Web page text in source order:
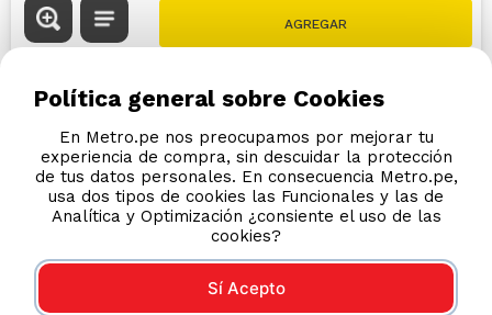
Política general sobre Cookies
En Metro.pe nos preocupamos por mejorar tu
experiencia de compra, sin descuidar la protección
de tus datos personales. En consecuencia Metro.pe,
usa dos tipos de cookies las Funcionales y las de
Analítica y Optimización ¿consiente el uso de las
cookies?
Sí Acepto